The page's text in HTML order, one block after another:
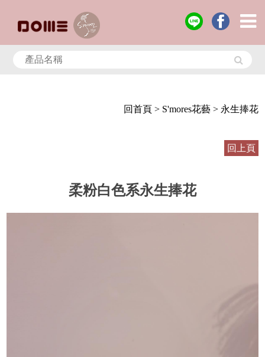
回首頁 > S'mores花藝 > 永生捧花
回上頁
柔粉白色系永生捧花